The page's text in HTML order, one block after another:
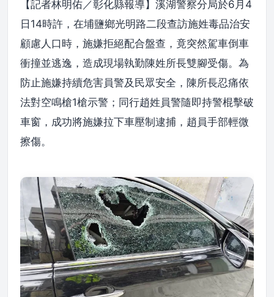
【記者林明佑／彰化縣報導】溪湖警察分局於6月4
日14時許，在埔鹽鄉光明路二段查訪施姓毒品治安
顧慮人口時，施嫌拒絕配合盤查，竟突然駕車倒車
衝撞並逃逸，造成現場執勤陳姓所長雙腳受傷。為
防止施嫌持續危害員警及民眾安全，陳所長忍痛依
法對空鳴槍1槍示警；同行趙姓員警隨即持警棍擊破
車窗，成功將施嫌拉下車壓制逮捕，趙員手部輕微
擦傷。